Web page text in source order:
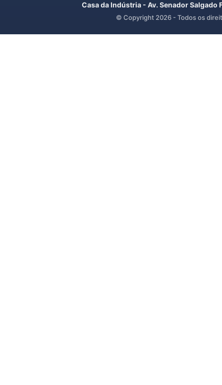
Casa da Indústria - Av. Senador
© Copyright 2026 - Todos os